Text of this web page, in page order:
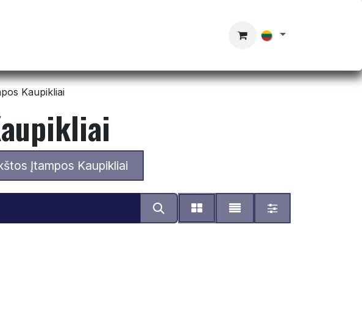
Kaupikliai
Įtampos Kaupikliai